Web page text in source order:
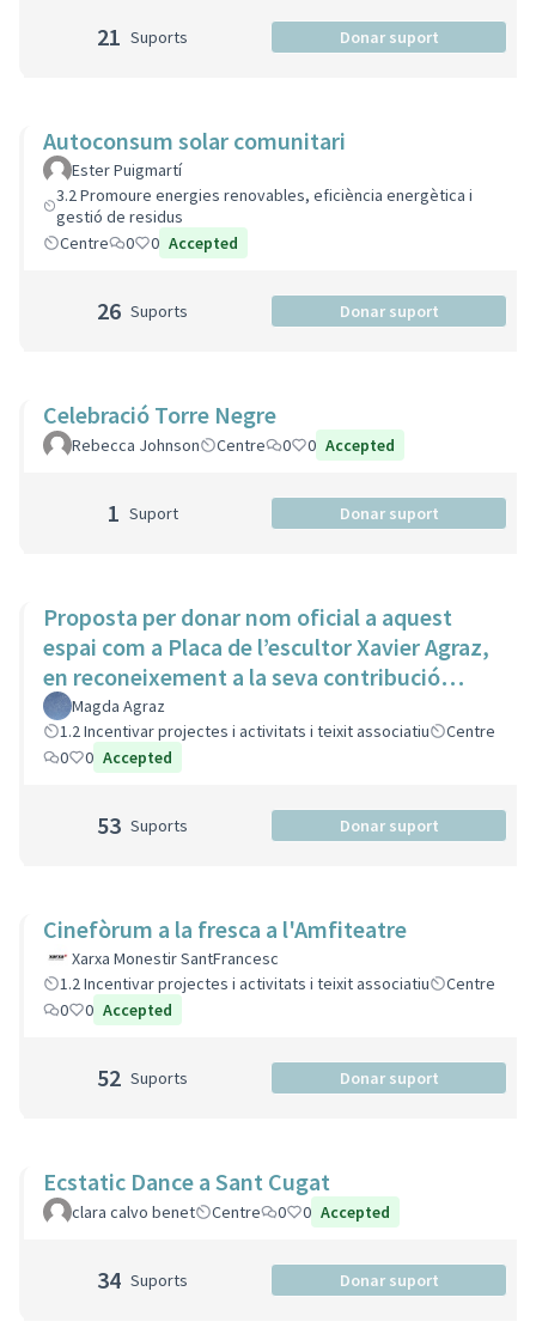
21 Suports Donar suport
Autoconsum solar comunitari
Ester Puigmartí
3.2 Promoure energies renovables, eficiència energètica i
gestió de residus
Centre
0 0 Accepted
26 Suports Donar suport
Celebració Torre Negre
Rebecca Johnson Centre 0 0 Accepted
1 Suport Donar suport
Proposta per donar nom oficial a aquest
espai com a Placa de l’escultor Xavier Agraz,
en reconeixement a la seva contribució
artística i cultural
Magda Agraz
1.2 Incentivar projectes i activitats i teixit associatiu
Centre
0
0 Accepted
53 Suports Donar suport
Cinefòrum a la fresca a l'Amfiteatre
Xarxa Monestir SantFrancesc
1.2 Incentivar projectes i activitats i teixit associatiu
Centre
0
0 Accepted
52 Suports Donar suport
Ecstatic Dance a Sant Cugat
clara calvo benet Centre 0 0 Accepted
34 Suports Donar suport